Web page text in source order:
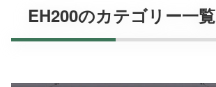
EH200のカテゴリー一覧